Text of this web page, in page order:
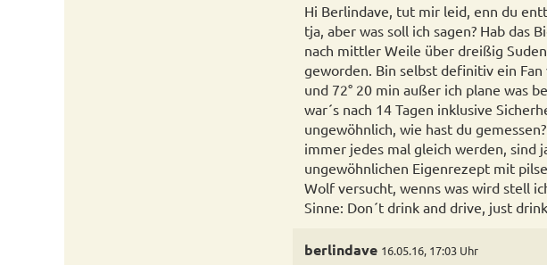
Hi Berlindave, tut mir leid, enn du
tja, aber was soll ich sagen? Hab das
nach mittler Weile über dreißig
geworden. Bin selbst definitiv ein Fan
und 72° 20 min außer ich plane was
war´s nach 14 Tagen inklusive
ungewöhnlich, wie hast du
immer jedes mal gleich werden, sind
ungewöhnlichen Eigenrezept mit
Wolf versucht, wenns was wird stell
Sinne: Don´t drink and drive, just
berlindave 16.05.16, 17:03 Uhr